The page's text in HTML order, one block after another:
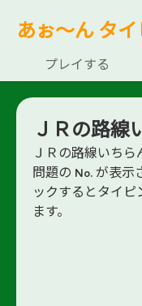
あぉ～ん タ
プレイする
ＪＲの路線
ＪＲの路線いちら
問題の No. が表示
ックするとタイピ
ます。